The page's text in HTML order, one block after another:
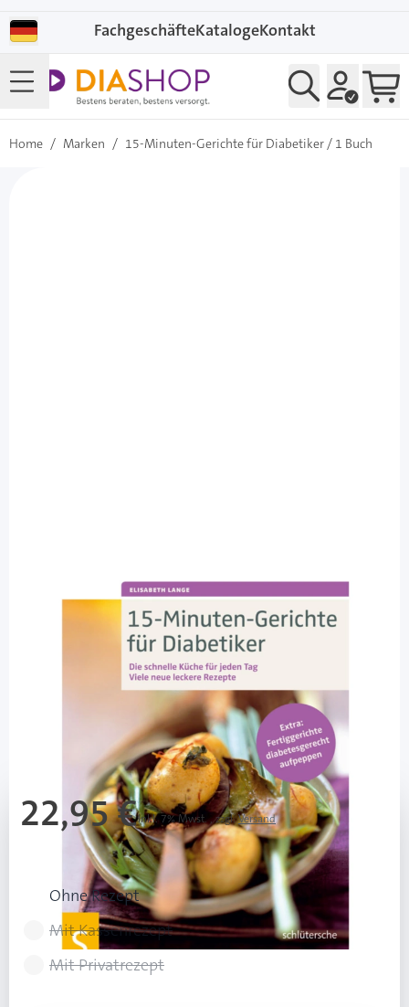
FachgeschäfteKatalogeKontakt
Home / Marken / 15-Minuten-Gerichte für Diabetiker / 1 Buch
Schlütersche Verlagsgesellschaft
15-Minuten-Gerichte für Diabetiker / 1
Buch
Diashop.de Kat.-Nr.111259
Lieferzeit 3-7 Werktage
Mehr über das Produkt
22,95 €Inkl. 7% Mwst.,zzgl.Versand
Rezeptart wählen
Ohne Rezept
Mit Kassenrezept
Mit Privatrezept